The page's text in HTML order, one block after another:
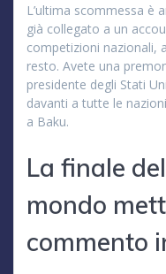
L’ultima scommessa è
già collegato a un
competizioni nazionali,
resto. Avete una
presidente degli Stati
davanti a tutte le
a Baku.
La finale
mondo
commento